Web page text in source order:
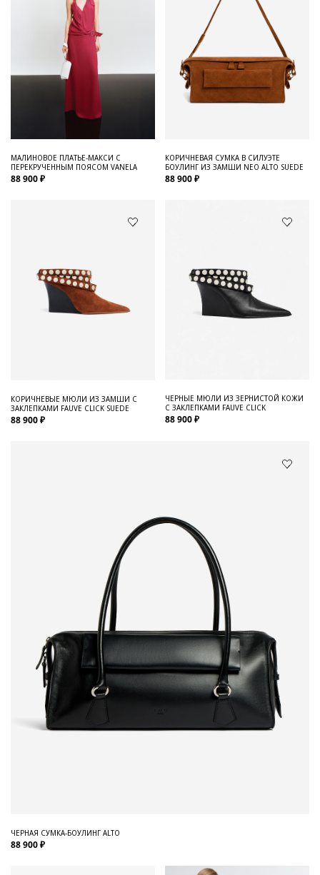
МАЛИНОВОЕ ПЛАТЬЕ-МАКСИ С
ПЕРЕКРУЧЕННЫМ ПОЯСОМ VANELA
88 900 ₽
КОРИЧНЕВАЯ СУМКА В СИЛУЭТЕ
БОУЛИНГ ИЗ ЗАМШИ NEO ALTO SUEDE
88 900 ₽
КОРИЧНЕВЫЕ МЮЛИ ИЗ ЗАМШИ С
ЗАКЛЕПКАМИ FAUVE CLICK SUEDE
88 900 ₽
ЧЕРНЫЕ МЮЛИ ИЗ ЗЕРНИСТОЙ КОЖИ
С ЗАКЛЕПКАМИ FAUVE CLICK
88 900 ₽
ЧЕРНАЯ СУМКА-БОУЛИНГ ALTO
88 900 ₽